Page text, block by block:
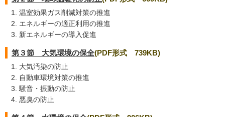
温室効果ガス削減対策の推進
エネルギーの適正利用の推進
新エネルギーの導入促進
第３節 大気環境の保全(PDF形式 739KB)
大気汚染の防止
自動車環境対策の推進
騒音・振動の防止
悪臭の防止